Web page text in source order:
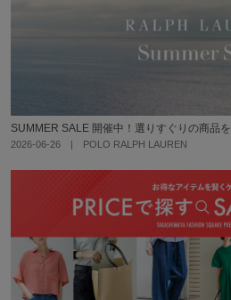
SUMMER SALE 開催中！選りすぐりの商品
2026-06-26 | POLO RALPH LAUREN